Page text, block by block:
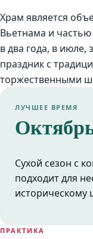
Храм является
Вьетнама и
в два года, в июле,
праздник с
торжественными
ЛУЧШЕЕ ВРЕМЯ
Сухой сезон с
подходит для
историческому
ПРАКТИКА